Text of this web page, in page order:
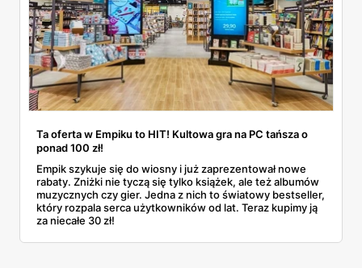
Ta oferta w Empiku to HIT! Kultowa gra na PC tańsza o
ponad 100 zł!
Empik szykuje się do wiosny i już zaprezentował nowe
rabaty. Zniżki nie tyczą się tylko książek, ale też albumów
muzycznych czy gier. Jedna z nich to światowy bestseller,
który rozpala serca użytkowników od lat. Teraz kupimy ją
za niecałe 30 zł!